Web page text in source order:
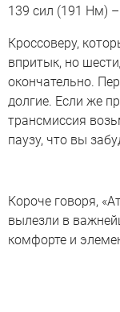
139 сил (191 Нм)
Кроссоверу,
впритык, но
окончательно.
долгие. Если же
трансмиссия
паузу, что вы
Короче говоря,
вылезли в
комфорте и